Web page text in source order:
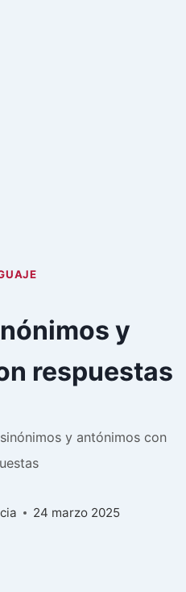
y
respuestas
y antónimos con
24 marzo 2025